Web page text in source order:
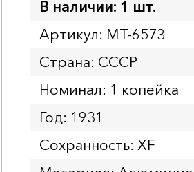
В наличии: 1 шт.
Артикул: MT-6573
Страна: СССР
Номинал: 1 копейка
Год: 1931
Сохранность: XF